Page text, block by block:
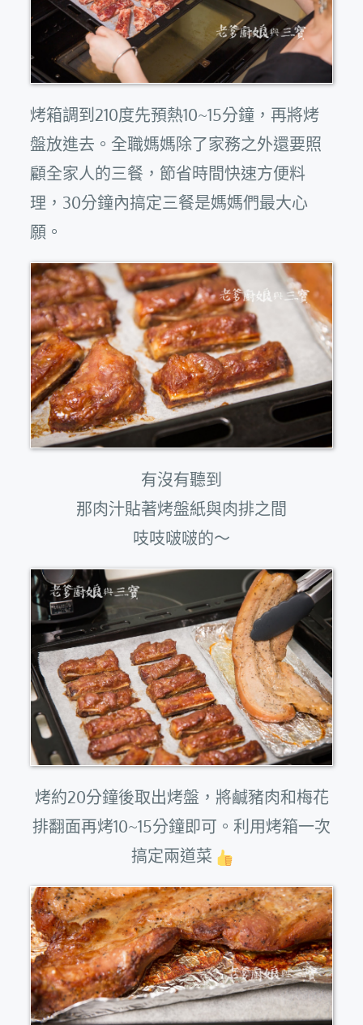
烤箱調到210度先預熱10~15分鐘，再將烤
盤放進去。全職媽媽除了家務之外還要照
顧全家人的三餐，節省時間快速方便料
理，30分鐘內搞定三餐是媽媽們最大心
願。
有沒有聽到
那肉汁貼著烤盤紙與肉排之間
吱吱啵啵的～
烤約20分鐘後取出烤盤，將鹹豬肉和梅花
排翻面再烤10~15分鐘即可。利用烤箱一次
搞定兩道菜